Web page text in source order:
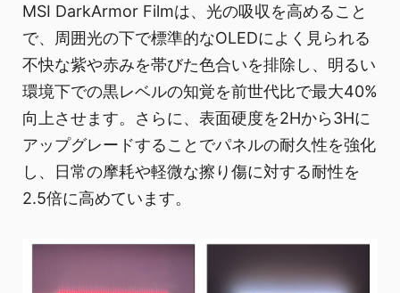
MSI DarkArmor Filmは、光の吸収を高めること
で、周囲光の下で標準的なOLEDによく見られる
不快な紫や赤みを帯びた色合いを排除し、明るい
環境下での黒レベルの知覚を前世代比で最大40%
向上させます。さらに、表面硬度を2Hから3Hに
アップグレードすることでパネルの耐久性を強化
し、日常の摩耗や軽微な擦り傷に対する耐性を
2.5倍に高めています。